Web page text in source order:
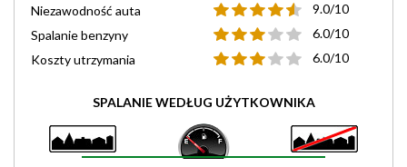
Niezawodność auta
9.0/10
Spalanie benzyny
6.0/10
Koszty utrzymania
6.0/10
SPALANIE WEDŁUG UŻYTKOWNIKA